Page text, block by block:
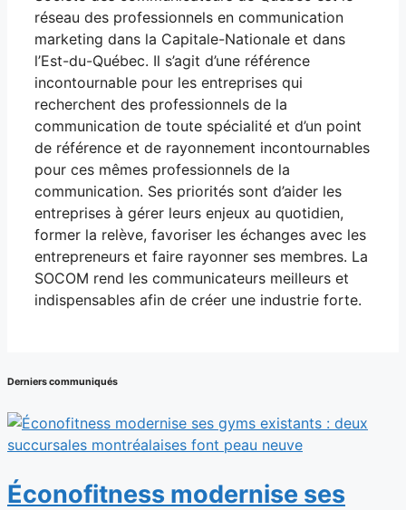
réseau des professionnels en communication
marketing dans la Capitale-Nationale et dans
l’Est-du-Québec. Il s’agit d’une référence
incontournable pour les entreprises qui
recherchent des professionnels de la
communication de toute spécialité et d’un point
de référence et de rayonnement incontournables
pour ces mêmes professionnels de la
communication. Ses priorités sont d’aider les
entreprises à gérer leurs enjeux au quotidien,
former la relève, favoriser les échanges avec les
entrepreneurs et faire rayonner ses membres. La
SOCOM rend les communicateurs meilleurs et
indispensables afin de créer une industrie forte.
Derniers communiqués
Éconofitness modernise ses